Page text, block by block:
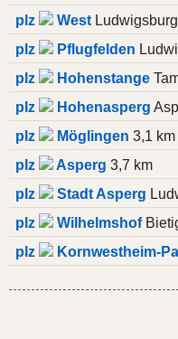
plz
West
plz
Pflugfelden
plz
Hohenstange
plz
Hohenasperg
plz
Möglingen 3,1 km
plz
Asperg 3,7 km
plz
Stadt Asperg
plz
Wilhelmshof
plz
Kornwestheim-